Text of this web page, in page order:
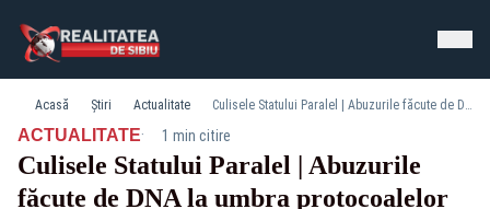
Acasă Știri Actualitate Culisele Statului Paralel | Abuzurile făcute de DNA la umbra protocoalelor cu SRI - Dezvăluiri
ACTUALITATE· 1 min citire
Culisele Statului Paralel | Abuzurile
făcute de DNA la umbra protocoalelor